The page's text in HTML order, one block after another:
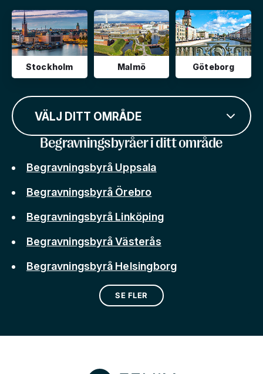
Stockholm Malmö Göteborg
VÄLJ DITT OMRÅDE
Begravningsbyråer i ditt område
Begravningsbyrå Uppsala
Begravningsbyrå Örebro
Begravningsbyrå Linköping
Begravningsbyrå Västerås
Begravningsbyrå Helsingborg
SE FLER